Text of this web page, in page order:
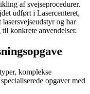
af svejseprocedurer.
udført i Lasercenteret,
og har
konkrete anvendelser.
komplekse
opgaver med